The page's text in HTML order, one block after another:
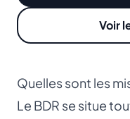
Voir
Quelles sont les
Le BDR se situe